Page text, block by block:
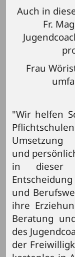
Auch in
Fr.
Frau
"Wir helfen
und
in dieser
und
ihre
Beratung
des
der